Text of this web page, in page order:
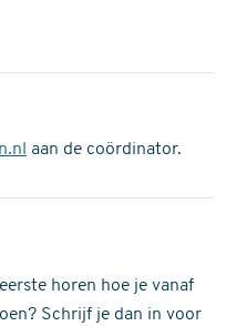
aan de coördinator.
horen hoe je vanaf
Schrijf je dan in voor